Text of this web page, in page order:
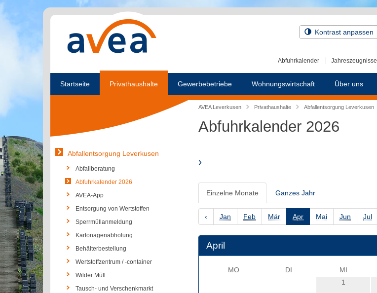
Kontrast anpassen
Abfuhrkalender Jahreszeugnisse
Startseite Privathaushalte Gewerbebetriebe Wohnungswirtschaft Über uns
AVEA Leverkusen Privathaushalte Abfallentsorgung Leverkusen
Abfuhrkalender 2026
›
Einzelne Monate Ganzes Jahr
‹ Jan Feb Mär Apr Mai Jun Jul
April
MO DI MI
1
Abfallentsorgung Leverkusen
Abfallberatung
Abfuhrkalender 2026
AVEA-App
Entsorgung von Wertstoffen
Sperrmüllanmeldung
Kartonagenabholung
Behälterbestellung
Wertstoffzentrum / -container
Wilder Müll
Tausch- und Verschenkmarkt